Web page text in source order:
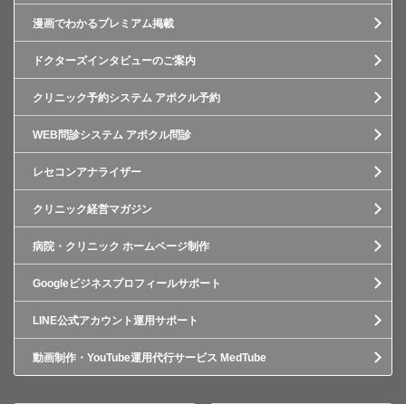
漫画でわかるプレミアム掲載
ドクターズインタビューのご案内
クリニック予約システム アポクル予約
WEB問診システム アポクル問診
レセコンアナライザー
クリニック経営マガジン
病院・クリニック ホームページ制作
Googleビジネスプロフィールサポート
LINE公式アカウント運用サポート
動画制作・YouTube運用代行サービス MedTube